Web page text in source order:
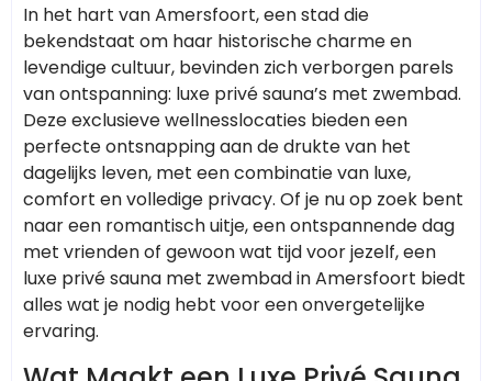
In het hart van Amersfoort, een stad die
bekendstaat om haar historische charme en
levendige cultuur, bevinden zich verborgen parels
van ontspanning: luxe privé sauna’s met zwembad.
Deze exclusieve wellnesslocaties bieden een
perfecte ontsnapping aan de drukte van het
dagelijks leven, met een combinatie van luxe,
comfort en volledige privacy. Of je nu op zoek bent
naar een romantisch uitje, een ontspannende dag
met vrienden of gewoon wat tijd voor jezelf, een
luxe privé sauna met zwembad in Amersfoort biedt
alles wat je nodig hebt voor een onvergetelijke
ervaring.